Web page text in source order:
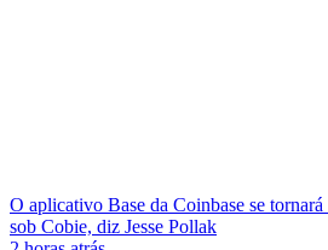
O aplicativo Base da Coinbase se
sob Cobie, diz Jesse Pollak